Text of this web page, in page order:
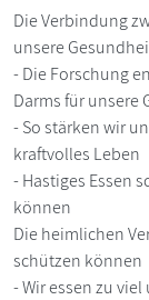
Die Verbindung
unsere
- Die Forschung
Darms für unsere
- So stärken wir
kraftvolles Leben
- Hastiges Essen
können
Die heimlichen
schützen können
- Wir essen zu